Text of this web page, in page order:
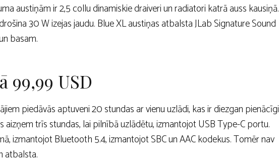
austiņām ir 2,5 collu dinamiskie draiveri un radiatori katrā auss kausiņā.
30 W izejas jaudu. Blue XL austiņas atbalsta JLab Signature Sound
basam.
99,99 USD
piedāvās aptuveni 20 stundas ar vienu uzlādi, kas ir diezgan
aizņem trīs stundas, lai pilnībā uzlādētu, izmantojot USB Type-C portu.
izmantojot Bluetooth 5.4, izmantojot SBC un AAC kodekus. Tomēr nav
atbalsta.